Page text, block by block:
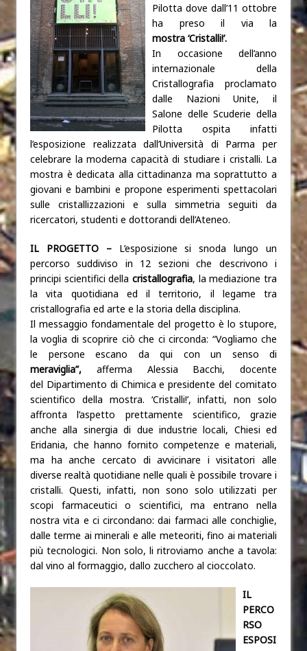
Pilotta dove dall’11 ottobre
ha preso il via la
mostra ‘Cristalli!’.
In occasione
dell’anno
internazionale della
Cristallografia proclamato
dalle Nazioni Unite, il
Salone delle Scuderie della
Pilotta ospita infatti
l’esposizione realizzata dall’Università di Parma per
celebrare la moderna capacità di studiare i cristalli. La
mostra è dedicata alla cittadinanza ma soprattutto a
giovani e bambini e propone esperimenti spettacolari
sulle cristallizzazioni e sulla simmetria seguiti da
ricercatori, studenti e dottorandi dell’Ateneo.
IL PROGETTO –L’esposizione si snoda lungo un
percorso suddiviso in 12 sezioni che descrivono i
principi scientifici della cristallografia, la mediazione tra
la vita quotidiana ed il territorio, il legame tra
cristallografia ed arte e la storia della disciplina.
Il messaggio fondamentale del progetto è lo stupore,
la voglia di scoprire ciò che ci circonda: “Vogliamo che
le persone escano da qui con un senso di
meraviglia”, afferma Alessia Bacchi, docente
del Dipartimento di Chimica e presidente del comitato
scientifico della mostra. ‘Cristalli!’, infatti, non solo
affronta l’aspetto prettamente scientifico, grazie
anche alla sinergia di due industrie locali, Chiesi ed
Eridania, che hanno fornito competenze e materiali,
ma ha anche cercato di avvicinare i visitatori alle
diverse realtà quotidiane nelle quali è possibile trovare i
cristalli. Questi, infatti, non sono solo utilizzati per
scopi farmaceutici o scientifici, ma entrano nella
nostra vita e ci circondano: dai farmaci alle conchiglie,
dalle terme ai minerali e alle meteoriti, fino ai materiali
più tecnologici. Non solo, li ritroviamo anche a tavola:
dal vino al formaggio, dallo zucchero al cioccolato.
IL
PERCO
RSO
ESPOSI